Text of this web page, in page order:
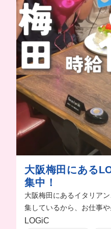
大阪梅田にある
集中！
大阪梅田にあるイタリア
集しているから、お仕事
LOGiC